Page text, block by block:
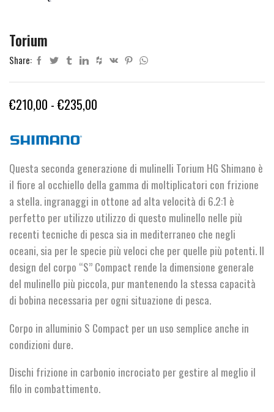
Torium
Share:
€210,00 - €235,00
da
€210,00
a
€235,00
Questa seconda generazione di mulinelli Torium HG Shimano è
il fiore al occhiello della gamma di moltiplicatori con frizione
a stella. ingranaggi in ottone ad alta velocità di 6.2:1 è
perfetto per utilizzo utilizzo di questo mulinello nelle più
recenti tecniche di pesca sia in mediterraneo che negli
oceani, sia per le specie più veloci che per quelle più potenti. Il
design del corpo “S” Compact rende la dimensione generale
del mulinello più piccola, pur mantenendo la stessa capacità
di bobina necessaria per ogni situazione di pesca.
Corpo in alluminio S Compact per un uso semplice anche in
condizioni dure.
Dischi frizione in carbonio incrociato per gestire al meglio il
filo in combattimento.